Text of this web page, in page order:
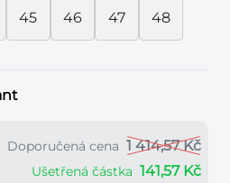
45 46 47 48
Doporučená cena 1 414,57 Kč
Ušetřená částka 141,57 Kč